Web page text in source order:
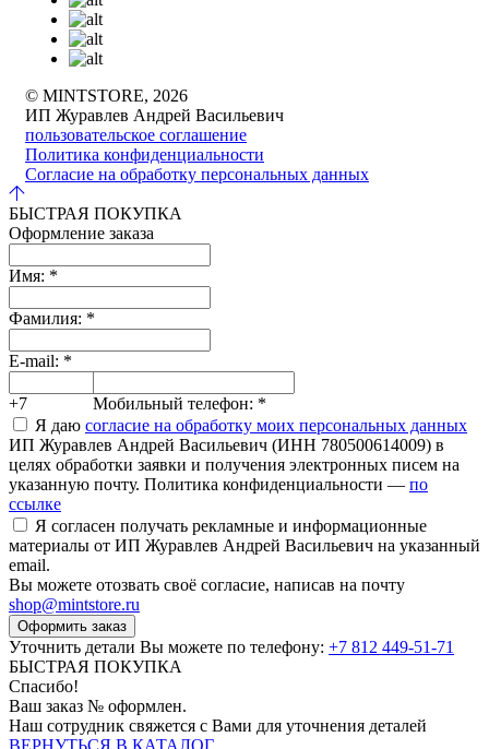
© MINTSTORE, 2026
ИП Журавлев Андрей Васильевич
пользовательское соглашение
Политика конфиденциальности
Согласие на обработку персональных данных
БЫСТРАЯ ПОКУПКА
Оформление заказа
Имя: *
Фамилия: *
E-mail: *
+7 Мобильный телефон: *
Я даю согласие на обработку моих персональных данных
ИП Журавлев Андрей Васильевич (ИНН 780500614009) в
целях обработки заявки и получения электронных писем на
указанную почту. Политика конфиденциальности — по
ссылке
Я согласен получать рекламные и информационные
материалы от ИП Журавлев Андрей Васильевич на указанный
email.
Вы можете отозвать своё согласие, написав на почту
shop@mintstore.ru
Оформить заказ
Уточнить детали Вы можете по телефону: +7 812 449-51-71
БЫСТРАЯ ПОКУПКА
Спасибо!
Ваш заказ № оформлен.
Наш сотрудник свяжется с Вами для уточнения деталей